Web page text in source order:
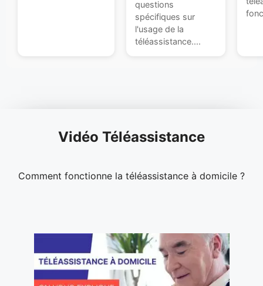
questions
spécifiques sur
l'usage de la
téléassistance....
Vidéo Téléassistance
Comment fonctionne la téléassistance à domicile ?